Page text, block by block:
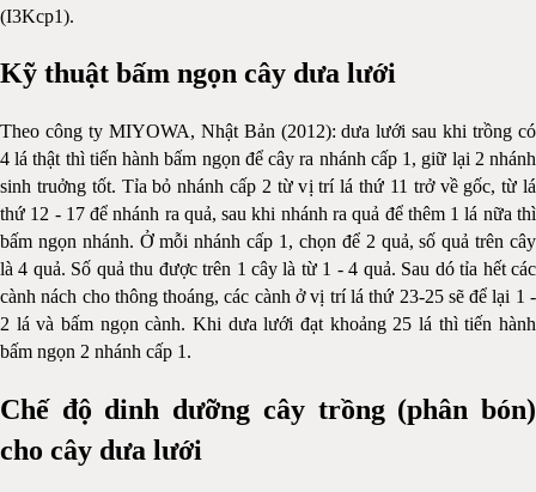
(I3Kcp1).
Kỹ thuật bấm ngọn cây dưa lưới
Theo công ty MIYOWA, Nhật Bản (2012): dưa lưới sau khi trồng có
4 lá thật thì tiến hành bấm ngọn để cây ra nhánh cấp 1, giữ lại 2 nhánh
sinh truởng tốt. Tỉa bỏ nhánh cấp 2 từ vị trí lá thứ 11 trở về gốc, từ lá
thứ 12 - 17 để nhánh ra quả, sau khi nhánh ra quả để thêm 1 lá nữa thì
bấm ngọn nhánh. Ở mỗi nhánh cấp 1, chọn để 2 quả, số quả trên cây
là 4 quả. Số quả thu được trên 1 cây là từ 1 - 4 quả. Sau dó tỉa hết các
cành nách cho thông thoáng, các cành ở vị trí lá thứ 23-25 sẽ để lại 1 -
2 lá và bấm ngọn cành. Khi dưa lưới đạt khoảng 25 lá thì tiến hành
bấm ngọn 2 nhánh cấp 1.
Chế độ dinh dưỡng cây trồng (phân bón)
cho cây dưa lưới